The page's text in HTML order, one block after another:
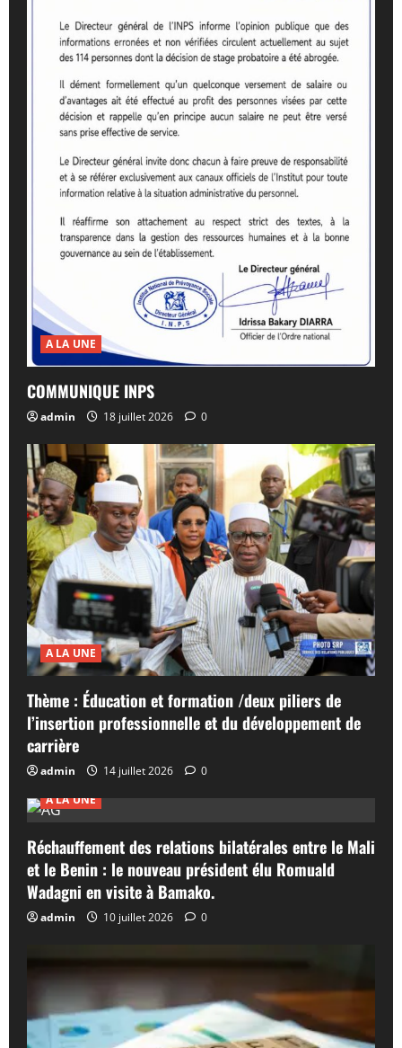
A LA UNE
COMMUNIQUE INPS
admin 18 juillet 2026 0
A LA UNE
Thème : Éducation et formation /deux piliers de
l’insertion professionnelle et du développement de
carrière
admin 14 juillet 2026
0
A LA UNE
Réchauffement des relations bilatérales entre le Mali
et le Benin : le nouveau président élu Romuald
Wadagni en visite à Bamako.
admin 10 juillet 2026 0